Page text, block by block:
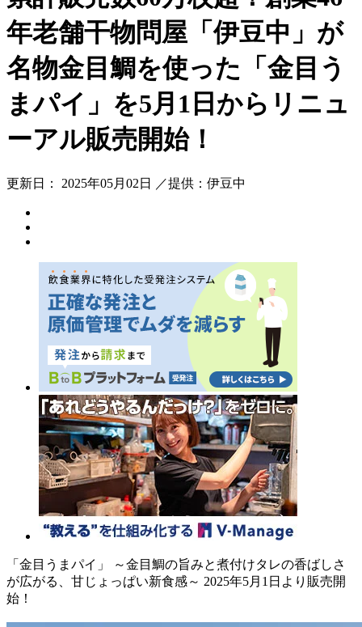
年老舗干物問屋「伊豆中」が
名物金目鯛を使った「金目う
まパイ」を5月1日からリニュ
ーアル販売開始！
更新日： 2025年05月02日 ／提供：伊豆中
「金目うまパイ」 ～金目鯛の旨みと煮付けタレの香ばしさ
が広がる、甘じょっぱい新食感～ 2025年5月1日より販売開
始！